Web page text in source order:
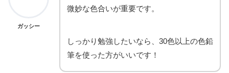
ガッシー
微妙な色合いが重要です。
しっかり勉強したいなら、30色以上の色鉛
筆を使った方がいいです！